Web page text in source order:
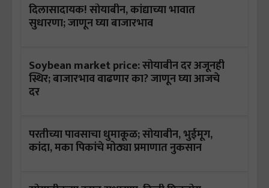
दिलासादायक! सोयाबीन, कांद्याच्या भावात
सुधारणा; जाणून घ्या बाजारभाव
Soybean market price: सोयाबीन दर अजूनही
स्थिर; बाजारभाव वाढणार का? जाणून घ्या आजचे
दर
परतीच्या पावसाचा धुमाकूळ; सोयाबीन, भुईमूग,
कांदा, मका पिकांचे मोठ्या प्रमाणात नुकसान